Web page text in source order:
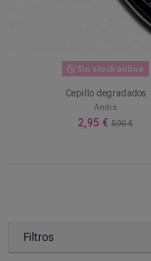
Sin stock online
Cepillo degradados
Andis
2,95 € 5,90 €
Filtros